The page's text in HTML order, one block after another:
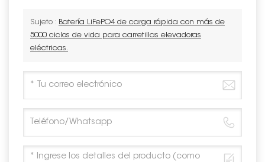
Sujeto : Batería LiFePO4 de carga rápida con más de
5000 ciclos de vida para carretillas elevadoras
eléctricas.